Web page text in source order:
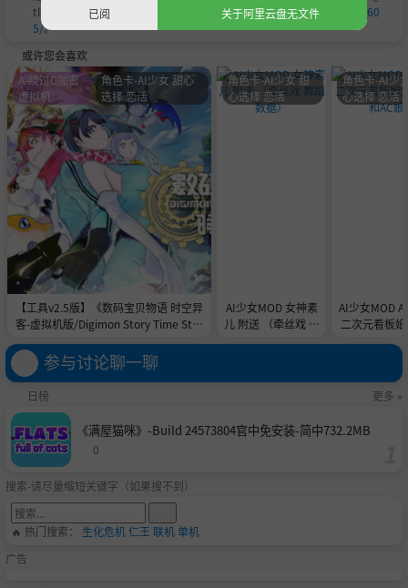
tlook.com，我们会在第一时间断开下载链接https://steamzg.com/860
5/。
或许您会喜欢
【工具v2.5版】《数码宝贝物语 时空异
客-虚拟机版/Digimon Story Time Stra
官中免安装-简中31.1GB
A-绕过D加密
虚拟机
角色卡-AI少女 甜心
选择 恋活
AI少女MOD 女神素
儿 附送 （牵丝戏 舞
角色卡-AI少女 甜
心选择 恋活
AI少女MOD A
二次元看板
角色卡-AI少
心选择 恋活
参与讨论聊一聊
日榜 更多 »
《满屋猫咪》-Build 24573804官中免安装-简中732.2MB
0
搜索-请尽量缩短关键字（如果搜不到）
🔥 热门搜索： 生化危机仁王 联机单机
广告
已阅
关于阿里云盘无文件